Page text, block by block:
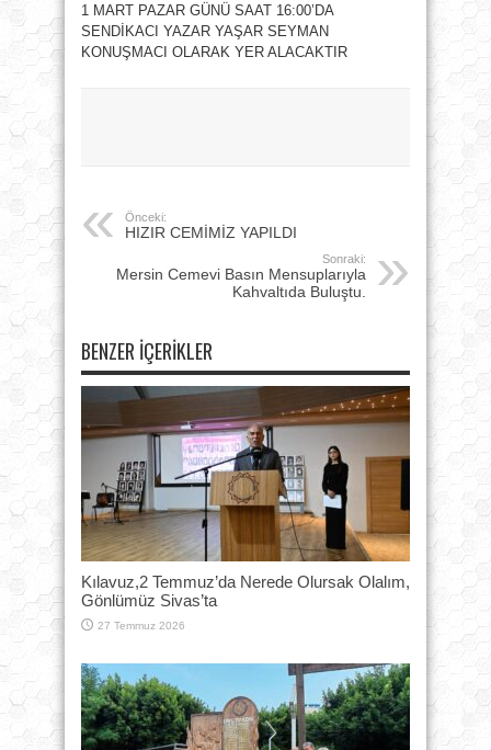
1 MART PAZAR GÜNÜ SAAT 16:00’DA
SENDİKACI YAZAR YAŞAR SEYMAN
KONUŞMACI OLARAK YER ALACAKTIR
Önceki:
HIZIR CEMİMİZ YAPILDI
Sonraki:
Mersin Cemevi Basın Mensuplarıyla
Kahvaltıda Buluştu.
BENZER İÇERIKLER
Kılavuz,2 Temmuz’da Nerede Olursak Olalım,
Gönlümüz Sivas’ta
27 Temmuz 2026